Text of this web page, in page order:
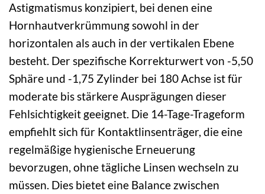
Astigmatismus konzipiert, bei denen eine
Hornhautverkrümmung sowohl in der
horizontalen als auch in der vertikalen Ebene
besteht. Der spezifische Korrekturwert von -5,50
Sphäre und -1,75 Zylinder bei 180 Achse ist für
moderate bis stärkere Ausprägungen dieser
Fehlsichtigkeit geeignet. Die 14-Tage-Trageform
empfiehlt sich für Kontaktlinsenträger, die eine
regelmäßige hygienische Erneuerung
bevorzugen, ohne tägliche Linsen wechseln zu
müssen. Dies bietet eine Balance zwischen